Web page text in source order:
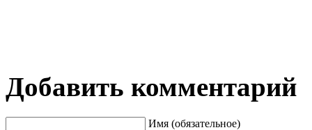
Добавить комментарий
Имя (обязательное)